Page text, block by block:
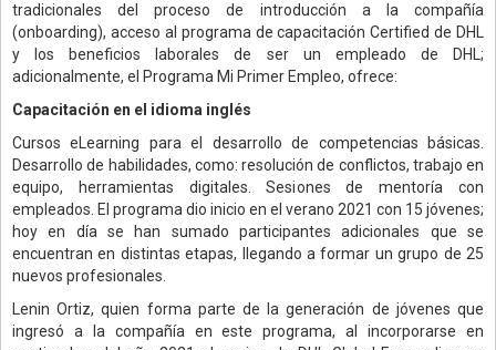
tradicionales del proceso de introducción a la compañía
(onboarding), acceso al programa de capacitación Certified de DHL
y los beneficios laborales de ser un empleado de DHL;
adicionalmente, el Programa Mi Primer Empleo, ofrece:
Capacitación en el idioma inglés
Cursos eLearning para el desarrollo de competencias básicas.
Desarrollo de habilidades, como: resolución de conflictos, trabajo en
equipo, herramientas digitales. Sesiones de mentoría con
empleados. El programa dio inicio en el verano 2021 con 15 jóvenes;
hoy en día se han sumado participantes adicionales que se
encuentran en distintas etapas, llegando a formar un grupo de 25
nuevos profesionales.
Lenin Ortiz, quien forma parte de la generación de jóvenes que
ingresó a la compañía en este programa, al incorporarse en